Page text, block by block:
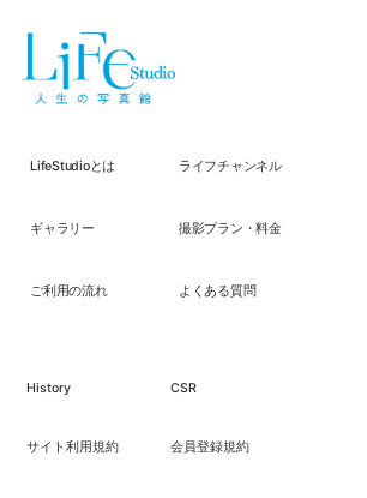
LifeStudioとは ライフチャンネル
ギャラリー 撮影プラン・料金
ご利用の流れ よくある質問
History CSR
サイト利用規約 会員登録規約